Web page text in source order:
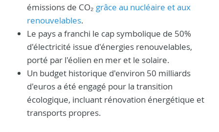
émissions de CO₂ grâce au nucléaire et aux
renouvelables.
Le pays a franchi le cap symbolique de 50%
d'électricité issue d'énergies renouvelables,
porté par l'éolien en mer et le solaire.
Un budget historique d'environ 50 milliards
d'euros a été engagé pour la transition
écologique, incluant rénovation énergétique et
transports propres.